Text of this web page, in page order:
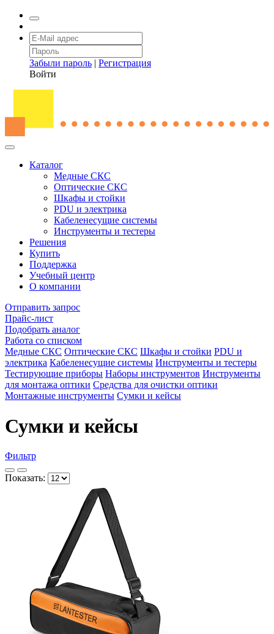
Забыли пароль | Регистрация
Войти
Каталог
Медные СКС
Оптические СКС
Шкафы и стойки
PDU и электрика
Кабеленесущие системы
Инструменты и тестеры
Решения
Купить
Поддержка
Учебный центр
О компании
Отправить запрос
Прайс-лист
Подобрать аналог
Работа со списком
Медные СКС Оптические СКС Шкафы и стойки PDU и
электрика Кабеленесущие системы Инструменты и тестеры
Тестирующие приборы Наборы инструментов Инструменты
для монтажа оптики Средства для очистки оптики
Монтажные инструменты Сумки и кейсы
Сумки и кейсы
Фильтр
Показать: